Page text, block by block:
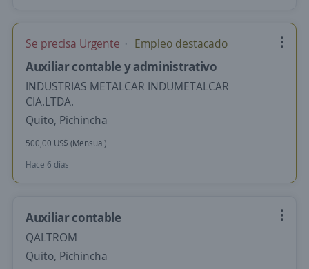
Se precisa Urgente Empleo destacado
Auxiliar contable y administrativo
INDUSTRIAS METALCAR INDUMETALCAR
CIA.LTDA.
Quito, Pichincha
500,00 US$ (Mensual)
Hace 6 días
Auxiliar contable
QALTROM
Quito, Pichincha